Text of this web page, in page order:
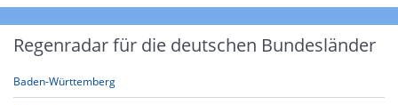
Regenradar für die deutschen Bundesländer
Baden-Württemberg